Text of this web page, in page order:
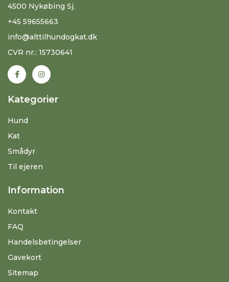
4500 Nykøbing Sj.
+45 59655663
info@alttilhundogkat.dk
CVR nr.: 15730641
Kategorier
Hund
Kat
Smådyr
Til ejeren
Information
Kontakt
FAQ
Handelsbetingelser
Gavekort
Sitemap